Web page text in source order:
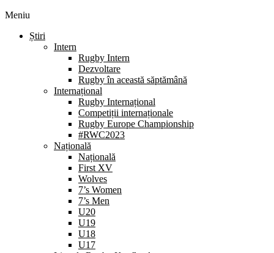
Meniu
Știri
Intern
Rugby Intern
Dezvoltare
Rugby în această săptămână
Internațional
Rugby Internațional
Competiții internaționale
Rugby Europe Championship
#RWC2023
Națională
Națională
First XV
Wolves
7’s Women
7’s Men
U20
U19
U18
U17